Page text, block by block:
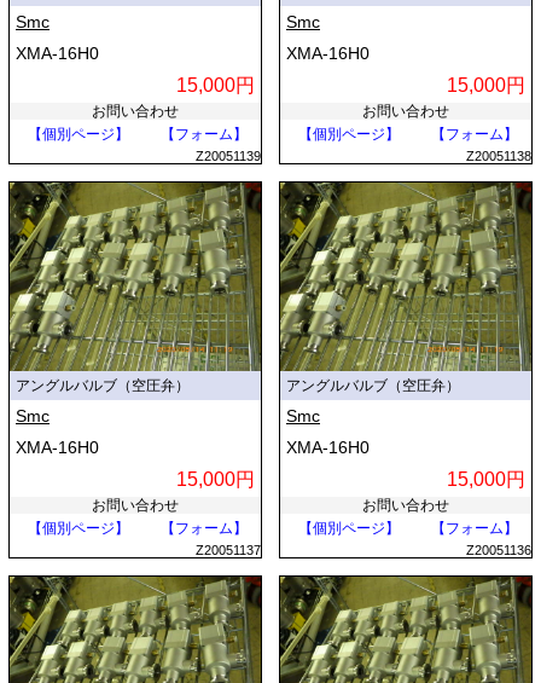
Smc
XMA-16H0
15,000円
お問い合わせ
【個別ページ】
【フォーム】
Z20051139
Smc
XMA-16H0
15,000円
お問い合わせ
【個別ページ】
【フォーム】
Z20051138
アングルバルブ（空圧弁）
Smc
XMA-16H0
15,000円
お問い合わせ
【個別ページ】
【フォーム】
Z20051137
アングルバルブ（空圧弁）
Smc
XMA-16H0
15,000円
お問い合わせ
【個別ページ】
【フォーム】
Z20051136